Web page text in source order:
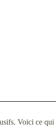
Voici ce qui